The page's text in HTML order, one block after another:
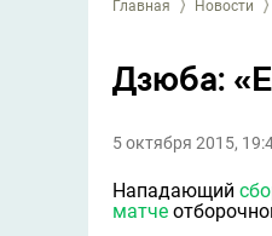
Главная Новости
Дзюба:
5 октября 2015,
Нападающий
матче